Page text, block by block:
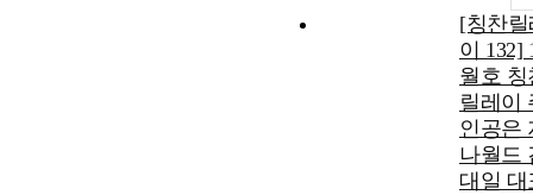
[칭찬릴
이 132]
월호 칭
릴레이
인공은
나월드
대일 대